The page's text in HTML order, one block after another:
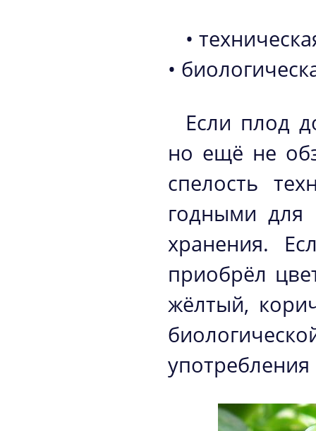
•
•
Если плод
но ещё не
спелость
годными для
хранения.
приобрёл
жёлтый,